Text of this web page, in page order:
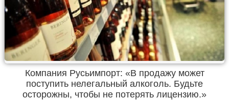
Компания Русьимпорт: «В продажу может
поступить нелегальный алкоголь. Будьте
осторожны, чтобы не потерять лицензию.»